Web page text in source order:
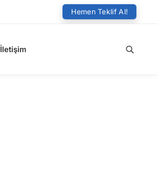
Hemen Teklif Al!
İletişim